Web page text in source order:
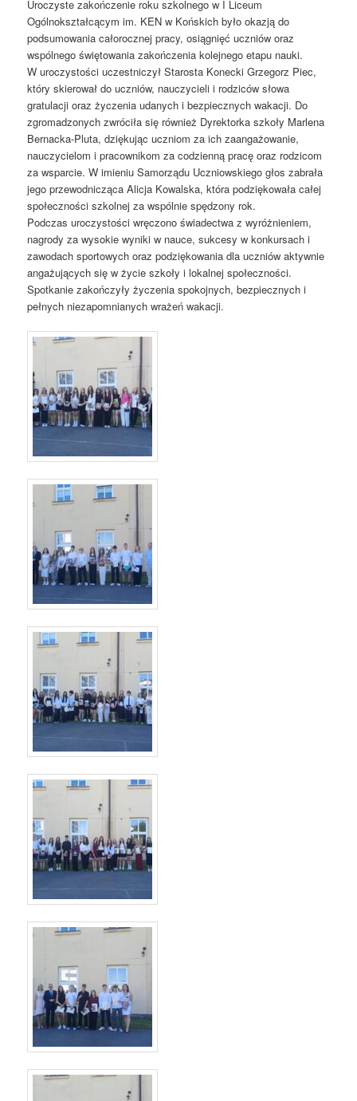
Uroczyste zakończenie roku szkolnego w I Liceum
Ogólnokształcącym im. KEN w Końskich było okazją do
podsumowania całorocznej pracy, osiągnięć uczniów oraz
wspólnego świętowania zakończenia kolejnego etapu nauki.
W uroczystości uczestniczył Starosta Konecki Grzegorz Piec,
który skierował do uczniów, nauczycieli i rodziców słowa
gratulacji oraz życzenia udanych i bezpiecznych wakacji. Do
zgromadzonych zwróciła się również Dyrektorka szkoły Marlena
Bernacka-Pluta, dziękując uczniom za ich zaangażowanie,
nauczycielom i pracownikom za codzienną pracę oraz rodzicom
za wsparcie. W imieniu Samorządu Uczniowskiego głos zabrała
jego przewodnicząca Alicja Kowalska, która podziękowała całej
społeczności szkolnej za wspólnie spędzony rok.
Podczas uroczystości wręczono świadectwa z wyróżnieniem,
nagrody za wysokie wyniki w nauce, sukcesy w konkursach i
zawodach sportowych oraz podziękowania dla uczniów aktywnie
angażujących się w życie szkoły i lokalnej społeczności.
Spotkanie zakończyły życzenia spokojnych, bezpiecznych i
pełnych niezapomnianych wrażeń wakacji.